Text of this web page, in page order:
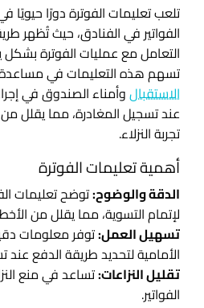
تلعب تعليمات الفوترة دورًا حيويًا
الفواتير في الفنادق، حيث تُظهر
التعامل مع عمليات الفوترة
تسهم هذه التعليمات في
الاستقبالوأمناء الصندوق في
عند تسجيل المغادرة، مما يقلل من
تجربة النزلاء.
أهمية تعليمات الفوترة
الدقة والوضوح:توضح تعليمات
لإتمام التسوية، مما يقلل من
تسهيل العمل:توفر معلومات
الأمامية لتحديد طريقة الدفع عند
تقليل النزاعات:تساعد في منع
الفواتير.